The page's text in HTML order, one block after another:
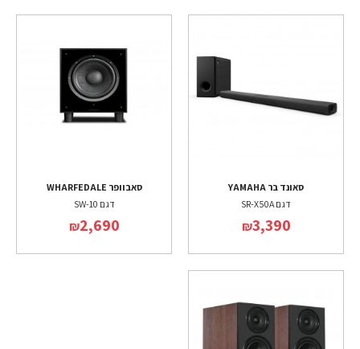
סאונד בר YAMAHA
דגם SR-X50A
₪3,390
סאבוופר WHARFEDALE
דגם SW-10
₪2,690